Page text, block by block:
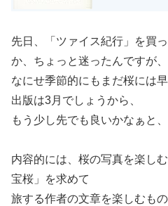
先日、「ツァイス紀行」を買
か、ちょっと迷ったんですが、
なにせ季節的にもまだ桜には
出版は3月でしょうから、
もう少し先でも良いかなぁと
内容的には、桜の写真を楽し
宝桜」を求めて
旅する作者の文章を楽しむも